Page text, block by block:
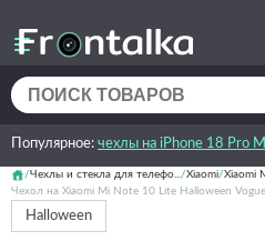
Популярное: чехлы на iPhone 18 Pro
Чехлы и стекла для телефо... Xiaomi Xiaomi
Чехол на Xiaomi Mi Note 10 Lite Halloween Vogue
Halloween